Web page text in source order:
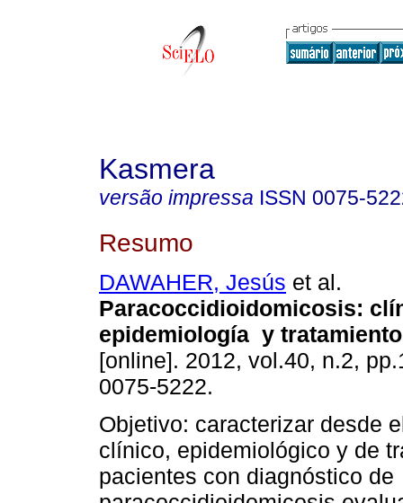
Kasmera
versão impressa ISSN 0075-
Resumo
DAWAHER, Jesús et al.
Paracoccidioidomicosis:
epidemiología y tratamiento
[online]. 2012, vol.40, n.2,
0075-5222.
Objetivo: caracterizar desde
clínico, epidemiológico y de
pacientes con diagnóstico de